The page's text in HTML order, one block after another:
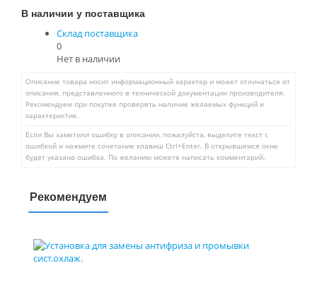
В наличии у поставщика
Склад поставщика
0
Нет в наличии
Описание товара носит информационный характер и может отличаться от
описания, представленного в технической документации производителя.
Рекомендуем при покупке проверять наличие желаемых функций и
характеристик.
Если Вы заметили ошибку в описании, пожалуйста, выделите текст с
ошибкой и нажмите сочетание клавиш Ctrl+Enter. В открывшемся окне
будет указана ошибка. По желанию можете написать комментарий.
Рекомендуем